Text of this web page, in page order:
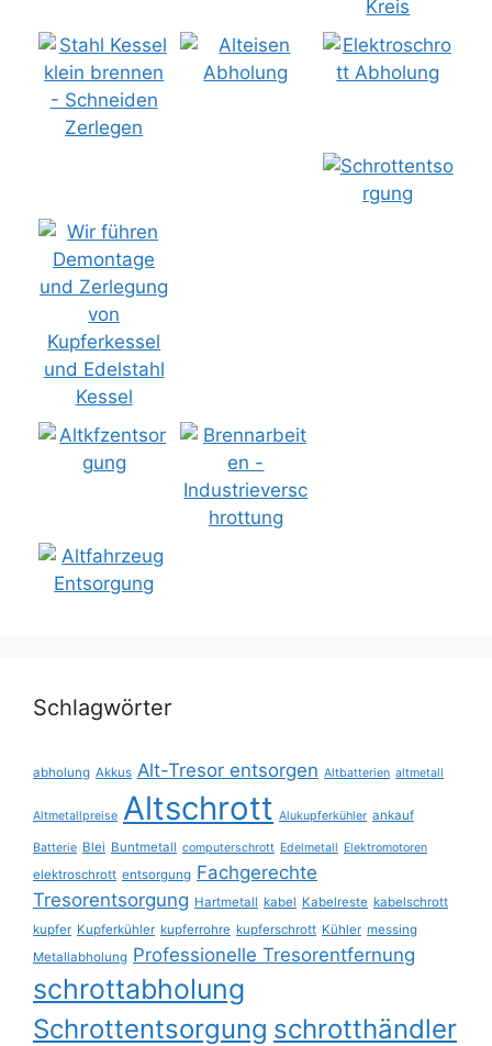
Schlagwörter
abholung Akkus Alt-Tresor entsorgen Altbatterien altmetall
Altmetallpreise Altschrott Alukupferkühler ankauf
Batterie Blei Buntmetall computerschrott Edelmetall Elektromotoren
elektroschrott entsorgung Fachgerechte
Tresorentsorgung Hartmetall kabel Kabelreste kabelschrott
kupfer Kupferkühler kupferrohre kupferschrott Kühler messing
Metallabholung Professionelle Tresorentfernung
schrottabholung
Schrottentsorgung schrotthändler